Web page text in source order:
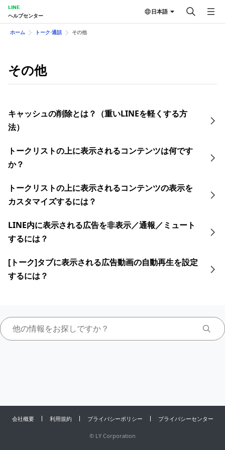
LINE
ヘルプセンター
日本語
ホーム トーク⋅通話 その他
その他
キャッシュの削除とは？（重いLINEを軽くする方
法）
トークリストの上に表示されるコンテンツは何です
か？
トークリストの上に表示されるコンテンツの表示を
カスタマイズするには？
LINE内に表示される広告を非表示／通報／ミュート
するには？
[トーク]タブに表示される広告動画の自動再生を設定
するには？
会社概要 利用規約 プライバシーポリシー プライバシーセンター
© LY Corporation